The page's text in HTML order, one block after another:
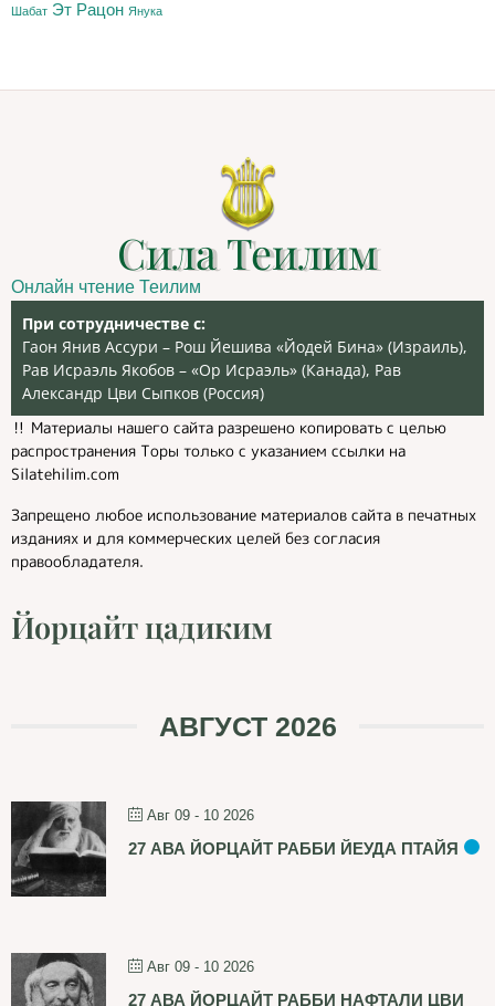
Шабат Эт Рацон Янука
Сила Теилим
Онлайн чтение Теилим
При сотрудничестве с:
Гаон Янив Ассури – Рош Йешива «Йодей Бина» (Израиль),
Рав Исраэль Якобов – «Ор Исраэль» (Канада), Рав
Александр Цви Сыпков (Россия)
‼️ Материалы нашего сайта разрешено копировать с целью
распространения Торы только с указанием ссылки на
Silatehilim.com
Запрещено любое использование материалов сайта в печатных
изданиях и для коммерческих целей без согласия
правообладателя.
Йорцайт цадиким
АВГУСТ 2026
Авг 09 - 10 2026
27 АВА ЙОРЦАЙТ РАББИ ЙЕУДА ПТАЙЯ
Авг 09 - 10 2026
27 АВА ЙОРЦАЙТ РАББИ НАФТАЛИ ЦВИ